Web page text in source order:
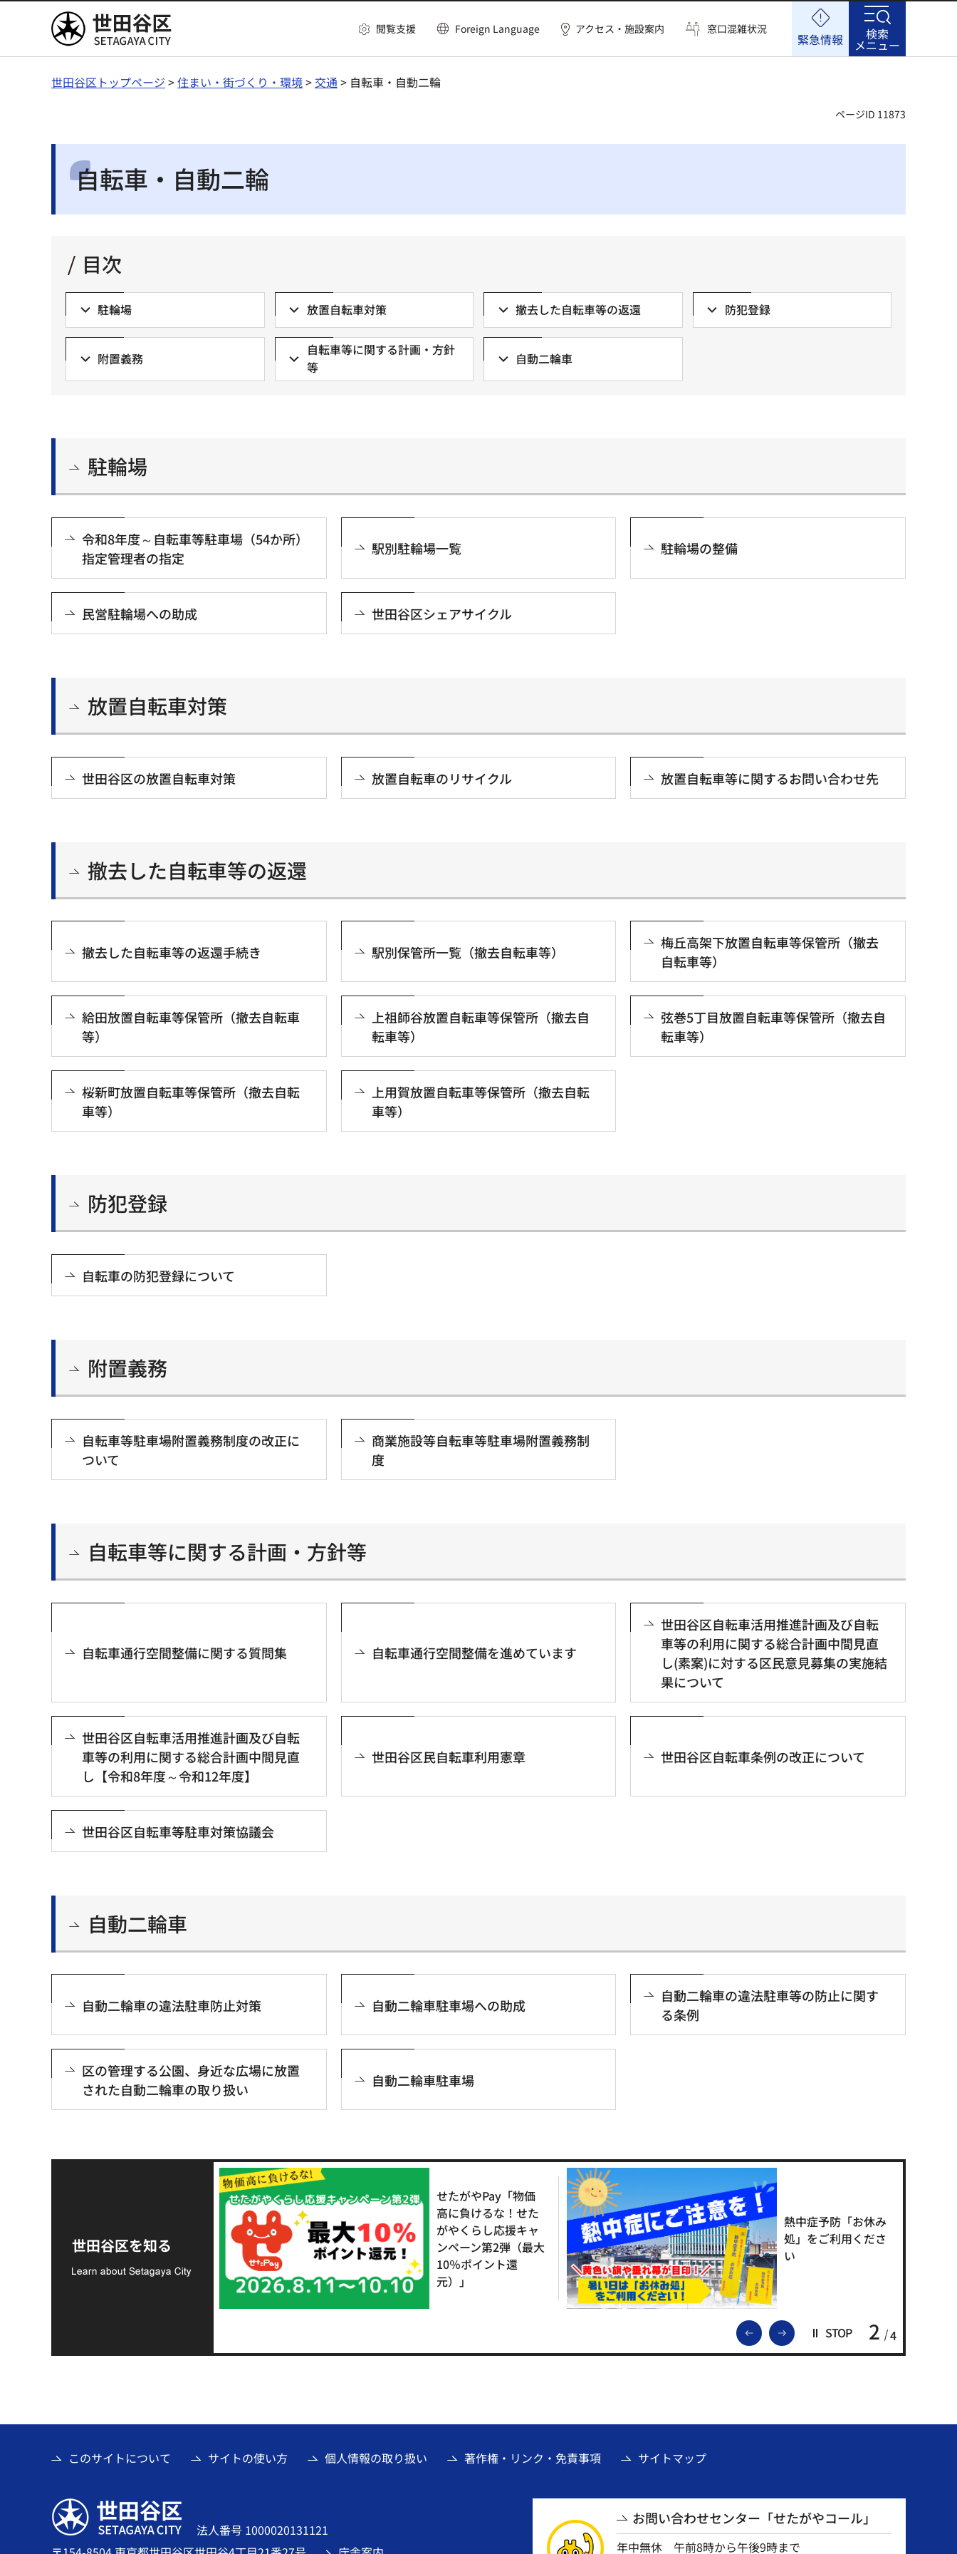
世田谷区 閲覧支援 Foreign Language アクセス・施設案内 窓口混雑状況
緊急情報 検索
メニュー
世田谷区トップページ >住まい・街づくり・環境> 交通> 自転車・自動二輪
ページID 11873
自転車・自動二輪
目次
駐輪場 放置自転車対策 撤去した自転車等の返還 防犯登録
附置義務
自転車等に関する計画・方針
等
自動二輪車
駐輪場
令和8年度～自転車等駐車場（54か所）
指定管理者の指定
駅別駐輪場一覧 駐輪場の整備
民営駐輪場への助成 世田谷区シェアサイクル
放置自転車対策
世田谷区の放置自転車対策 放置自転車のリサイクル 放置自転車等に関するお問い合わせ先
撤去した自転車等の返還
撤去した自転車等の返還手続き 駅別保管所一覧（撤去自転車等）
梅丘高架下放置自転車等保管所（撤去
自転車等）
給田放置自転車等保管所（撤去自転車
等）
上祖師谷放置自転車等保管所（撤去自
転車等）
弦巻5丁目放置自転車等保管所（撤去自
転車等）
桜新町放置自転車等保管所（撤去自転
車等）
上用賀放置自転車等保管所（撤去自転
車等）
防犯登録
自転車の防犯登録について
附置義務
自転車等駐車場附置義務制度の改正に
ついて
商業施設等自転車等駐車場附置義務制
度
自転車等に関する計画・方針等
自転車通行空間整備に関する質問集 自転車通行空間整備を進めています
世田谷区自転車活用推進計画及び自転
車等の利用に関する総合計画中間見直
し(素案)に対する区民意見募集の実施結
果について
世田谷区自転車活用推進計画及び自転
車等の利用に関する総合計画中間見直
し【令和8年度～令和12年度】
世田谷区民自転車利用憲章 世田谷区自転車条例の改正について
世田谷区自転車等駐車対策協議会
自動二輪車
自動二輪車の違法駐車防止対策 自動二輪車駐車場への助成
自動二輪車の違法駐車等の防止に関す
る条例
区の管理する公園、身近な広場に放置
された自動二輪車の取り扱い
自動二輪車駐車場
世田谷区を知る
前のスライドを表示
次のスライドを表示
STOP 2 4
支援金の募集につい
て
せたがやPay「物価
高に負けるな！せた
がやくらし応援キャ
ンペーン第2弾（最大
10％ポイント還
元）」
熱中症予防「お休み
処」をご利用くださ
い
このサイトについて サイトの使い方 個人情報の取り扱い 著作権・リンク・免責事項 サイトマップ
世田谷区
法人番号 1000020131121
お問い合わせセンター「せたがやコール」
年中無休 午前8時から午後9時まで